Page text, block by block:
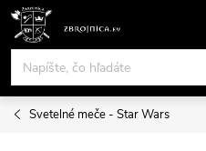
Prejsť
obsah
Svetelné meče - Star Wars